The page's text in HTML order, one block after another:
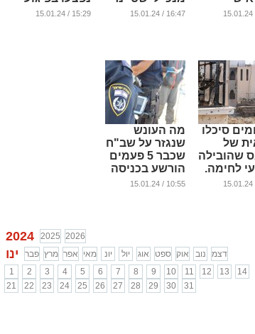
הודיע על
...
16:47 / 15.01.24
קשה ברעננה
15:29 / 15.01.24
סיכלו
של
שהובילה
לחימה.
מה העונש
שנגזר על שב"ח
שכבר 5 פעמים
הורשע בכניסה
בלתי חוקית
10:55 / 15.01.24
2024 2025 2026
ינו פבר מרץ אפר מאי יונ יול אוג ספט אוק נוב
דצמ
1
2 3 4 5 6 7 8 9 10 11 12 13 14
21
22 23 24 25 26 27 28 29 30 31